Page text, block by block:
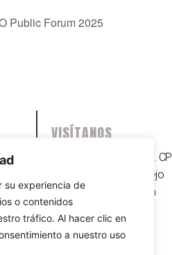
su experiencia de
o contenidos
tráfico. Al hacer clic en
a nuestro uso
Public Forum 2025
VISÍTANOS
Avenida de Burgos, 89. CP
28050, Madrid Complejo
Adequa, nº 5. 1ª Planta